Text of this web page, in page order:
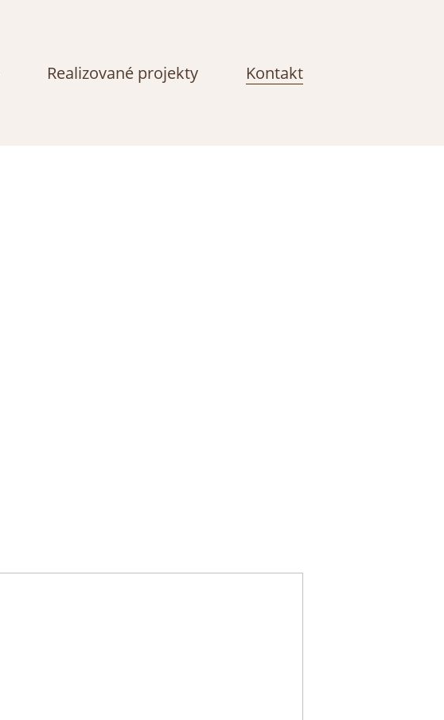
Realizované projekty Kontakt